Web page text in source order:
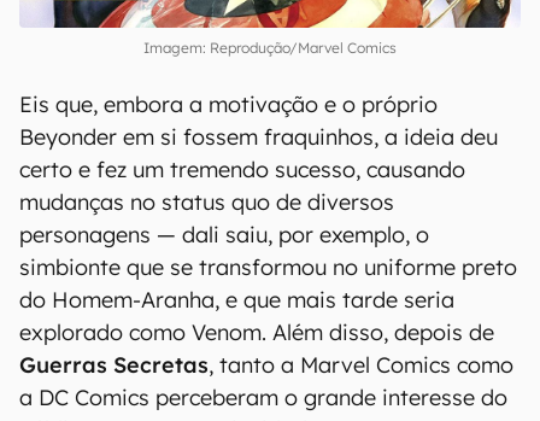
Imagem: Reprodução/Marvel Comics
Eis que, embora a motivação e o próprio
Beyonder em si fossem fraquinhos, a ideia deu
certo e fez um tremendo sucesso, causando
mudanças no status quo de diversos
personagens — dali saiu, por exemplo, o
simbionte que se transformou no uniforme preto
do Homem-Aranha, e que mais tarde seria
explorado como Venom. Além disso, depois de
Guerras Secretas, tanto a Marvel Comics como
a DC Comics perceberam o grande interesse do